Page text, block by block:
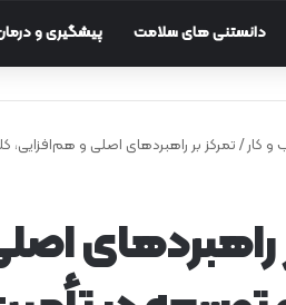
دانستنی های سلامت پیشگیری و
و کار/تمرکز بر راهبردهای اصلی و
راهبردهای